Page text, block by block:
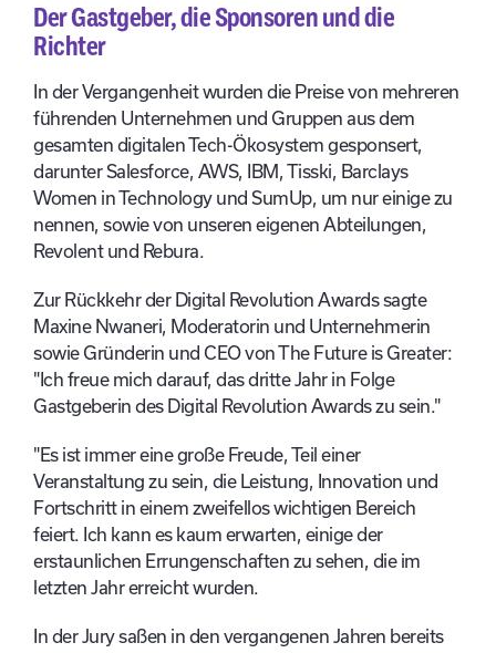
Der Gastgeber, die Sponsoren und die
Richter
In der Vergangenheit wurden die Preise von mehreren
führenden Unternehmen und Gruppen aus dem
gesamten digitalen Tech-Ökosystem gesponsert,
darunter Salesforce, AWS, IBM, Tisski, Barclays
Women in Technology und SumUp, um nur einige zu
nennen, sowie von unseren eigenen Abteilungen,
Revolent und Rebura.
Zur Rückkehr der Digital Revolution Awards sagte
Maxine Nwaneri, Moderatorin und Unternehmerin
sowie Gründerin und CEO von The Future is Greater:
"Ich freue mich darauf, das dritte Jahr in Folge
Gastgeberin des Digital Revolution Awards zu sein."
"Es ist immer eine große Freude, Teil einer
Veranstaltung zu sein, die Leistung, Innovation und
Fortschritt in einem zweifellos wichtigen Bereich
feiert. Ich kann es kaum erwarten, einige der
erstaunlichen Errungenschaften zu sehen, die im
letzten Jahr erreicht wurden.
In der Jury saßen in den vergangenen Jahren bereits